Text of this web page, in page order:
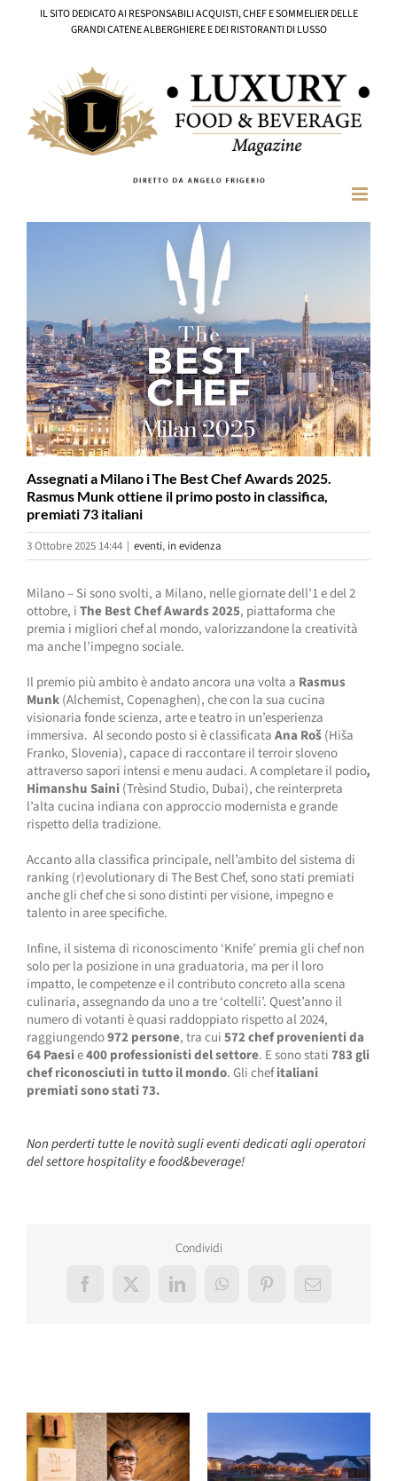
IL SITO DEDICATO AI RESPONSABILI ACQUISTI, CHEF E SOMMELIER DELLE
GRANDI CATENE ALBERGHIERE E DEI RISTORANTI DI LUSSO
Assegnati a Milano i The Best Chef Awards 2025.
Rasmus Munk ottiene il primo posto in classifica,
premiati 73 italiani
3 Ottobre 2025 14:44 | eventi, in evidenza
Milano – Si sono svolti, a Milano, nelle giornate dell’1 e del 2
ottobre, iThe Best Chef Awards 2025, piattaforma che
premia i migliori chef al mondo, valorizzandone la creatività
ma anche l’impegno sociale.
Il premio più ambito è andato ancora una volta a Rasmus
Munk(Alchemist, Copenaghen), che con la sua cucina
visionaria fonde scienza, arte e teatro in un’esperienza
immersiva. Al secondo posto si è classificataAna Roš(Hiša
Franko, Slovenia), capace di raccontare il terroir sloveno
attraverso sapori intensi e menu audaci. A completare il podio,
Himanshu Saini(Trèsind Studio, Dubai), che reinterpreta
l’alta cucina indiana con approccio modernista e grande
rispetto della tradizione.
Accanto alla classifica principale, nell’ambito del sistema di
ranking (r)evolutionary di The Best Chef, sono stati premiati
anche gli chef che si sono distinti per visione, impegno e
talento in aree specifiche.
Infine, il sistema di riconoscimento ‘Knife’ premia gli chef non
solo per la posizione in una graduatoria, ma per il loro
impatto, le competenze e il contributo concreto alla scena
culinaria, assegnando da uno a tre ‘coltelli’. Quest’anno il
numero di votanti è quasi raddoppiato rispetto al 2024,
raggiungendo972 persone, tra cui572 chef provenienti da
64 Paesie400 professionisti del settore. E sono stati783 gli
chef riconosciuti in tutto il mondo. Gli chefitaliani
premiati sono stati 73.
Non perderti tutte le novità sugli eventi dedicati agli operatori
del settore hospitality e food&beverage!
Condividi
Facebook
X LinkedInWhatsAppPinterestEmail